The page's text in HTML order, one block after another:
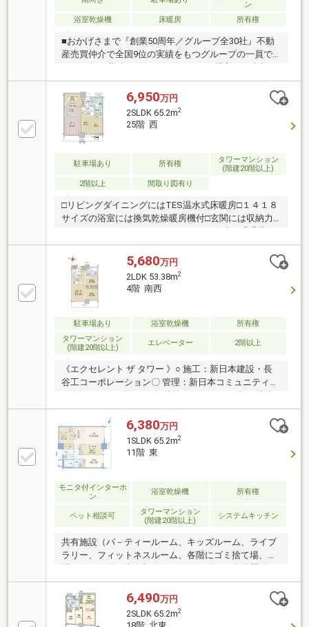
ン
浴室乾燥機
床暖房 所有権
■おかげさまで『創業50周年／グループ全30社』不動
産売買仲介で全国9位の実績をもつグループの一員で
す。50年の蓄積されたノウハウで、ご購入・ご売却・
お買替え全てをサポート致します。■選ばれ続けて
「お客様の声」2000件以上突破！多くの信頼と感謝の
言葉を頂く、実績と信頼の東宝ハウス船橋にお任せく
ださい。■独自のFP相談【未来カレンダー】資金計画
の漠然とした不安を『見える化』して幸せな未来への
スタートを切りましょう。■業界初の無料アフターサ
ポート【TOHO HOUSE CLUB】ご購入後もお客様の
『住まい』と『暮らし』の安心・安全を無料で守りま
す。お気軽にお問合せ下さい！
6,950万円
2SLDK 65.2m2
25階 西
駐車場あり 所有権
タワーマンション
(階建20階以上)
2階以上
間取り図有り
□リビングダイニングにはTES温水式床暖房□１４１８
サイズの浴室には換気乾燥暖房機付□玄関には収納力
のあるシューズインクローゼット□JR総武線「千葉」
駅徒歩９分□ハンドレスキー、顔認証解錠採用□ホテル
ライクな内廊下設計□各階ゴミステーション完備で２
４時間ゴミ捨て可能（細則有）□不在時に便利な宅配
ボックス□コンシェルジュサービス有□ライブラリーコ
ーナー・パーティルーム・キッズルーム・フィットネ
スルーム等の充実した共用施設□１階部分に２４時間
営業のスーパー（西友千葉中央店）があり毎日の買い
物に便利です
5,680万円
2LDK 53.38m2
4階 南西
駐車場あり 浴室乾燥機
所有権
タワーマンション
(階建20階以上)
エレベーター 2階以上
《エクセレント ザ タワー 》○ 施工：新日本建設・長
谷工コーポレーション〇 管理：新日本コミュニティー
○ 築年月：2023年11月〇 鉄筋コンクリート造 31階建
《 Room 》〇 専有面積：53.38㎡ 間取り：2LDK〇 4階
部分南西側〇 ペット飼育可能（管理規約による）〇 浴
室暖房乾燥機○ 宅配ボックスあり〇 コンシェルジュサ
ービス
6,380万円
1SLDK 65.2m2
11階 東
モニタ付インターホ
ン
浴室乾燥機 所有権
ペット相談可
タワーマンション
(階建20階以上)
システムキッチン
共有施設（パ－ティールーム、キッズルーム、ライブ
ラリー、フィットネスルーム、各階にゴミ捨て場、宅
配ボックス他）専有部分ディスポーザー・食洗器付き
キッチン、リビング床暖房有、浴室換気乾燥暖房機付
き、三面鏡洗面台、手洗い場付トイレ周辺環境〇セブ
ン-イレブン 千葉中央公園店・・・マンション内1F〇
西友 千葉中央店・・・マンション内1F〇Seria 西友千
6,490万円
2SLDK 65.2m2